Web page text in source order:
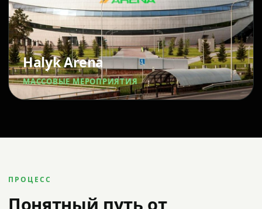
Halyk Arena
МАССОВЫЕ МЕРОПРИЯТИЯ
ПРОЦЕСС
Понятный путь от